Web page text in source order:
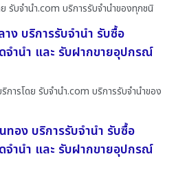
รับจํานํา.com บริการรับจำนำของทุกชนิ
ง บริการรับจำนำ รับซื้อ
ำนำ และ รับฝากขายอุปกรณ์
ารโดย รับจํานํา.com บริการรับจำนำของ
อง บริการรับจำนำ รับซื้อ
ำนำ และ รับฝากขายอุปกรณ์